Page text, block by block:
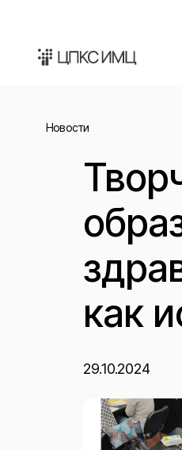
Новости
как
29.10.2024